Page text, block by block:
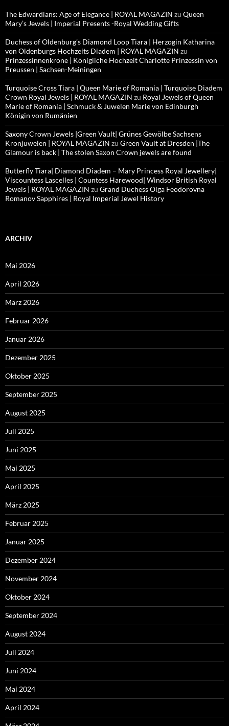
The Edwardians: Age of Elegance | ROYAL MAGAZIN zu Queen
Mary’s Jewels | Imperial Presents -Royal Wedding Gifts
Duchess of Oldenburg’s Diamond Loop Tiara | Herzogin Katharina
von Oldenburgs Hochzeits Diadem | ROYAL MAGAZIN zu
Prinzessinnenkrone | Königliche Hochzeit Charlotte Prinzessin von
Preussen | Sachsen-Meiningen
Turquoise Cross Tiara | Queen Marie of Romania | Turquoise Diadem
Crown Royal Jewels | ROYAL MAGAZIN zu Royal Jewels of Queen
Marie of Romania | Schmuck & Juwelen Marie von Edinburgh
Königin von Rumänien
Saxony Crown Jewels |Green Vault| Grünes Gewölbe Sachsens
Kronjuwelen | ROYAL MAGAZIN zu Green Vault at Dresden |The
Glamour is back | The stolen Saxon Crown jewels are found
Butterfly Tiara| Diamond Diadem – Mary Princess Royal Jewellery|
Viscountess Lascelles | Countess Harewood| Windsor British Royal
Jewels | ROYAL MAGAZIN zu Grand Duchess Olga Feodorovna
Romanov Sapphires | Royal Imperial Jewel History
ARCHIV
Mai 2026
April 2026
März 2026
Februar 2026
Januar 2026
Dezember 2025
Oktober 2025
September 2025
August 2025
Juli 2025
Juni 2025
Mai 2025
April 2025
März 2025
Februar 2025
Januar 2025
Dezember 2024
November 2024
Oktober 2024
September 2024
August 2024
Juli 2024
Juni 2024
Mai 2024
April 2024